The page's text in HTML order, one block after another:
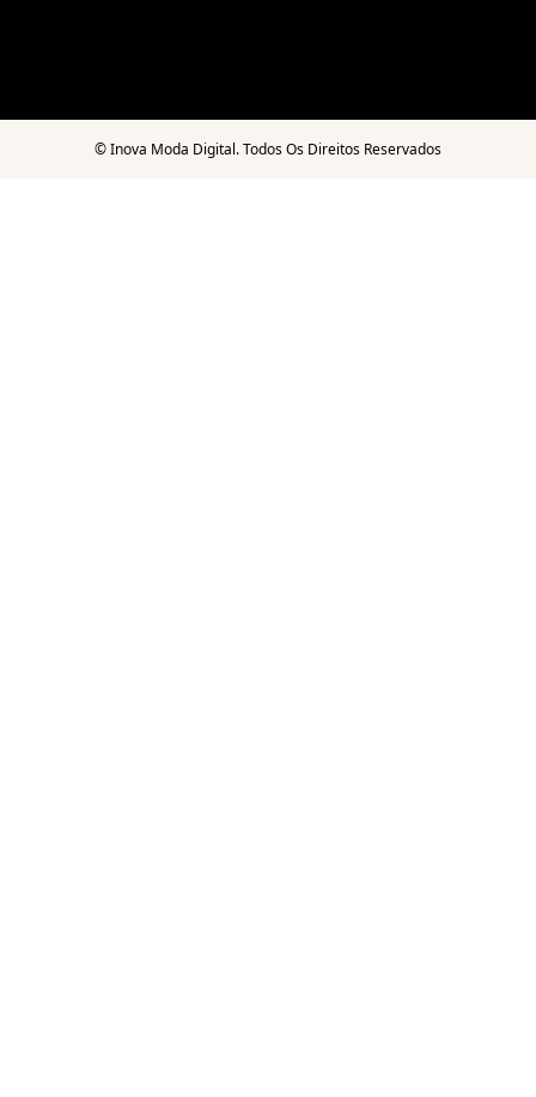
©Inova Moda Digital. Todos Os Direitos Reservados